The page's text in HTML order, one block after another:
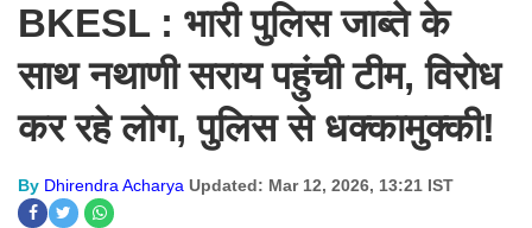
BKESL : भारी पुलिस जाब्ते के
साथ नथाणी सराय पहुंची टीम, विरोध
कर रहे लोग, पुलिस से धक्कामुक्की!
By Dhirendra Acharya Updated: Mar 12, 2026, 13:21 IST